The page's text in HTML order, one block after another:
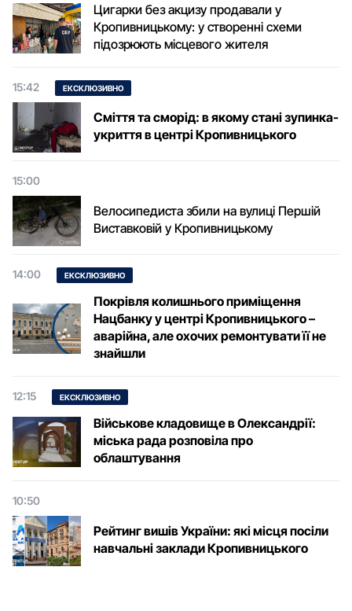
Цигарки без акцизу продавали у
Кропивницькому: у створенні схеми
підозрюють місцевого жителя
15:42 ЕКСКЛЮЗИВНО
Сміття та сморід: в якому стані зупинка-
укриття в центрі Кропивницького
15:00
Велосипедиста збили на вулиці Першій
Виставковій у Кропивницькому
14:00 ЕКСКЛЮЗИВНО
Покрівля колишнього приміщення
Нацбанку у центрі Кропивницького –
аварійна, але охочих ремонтувати її не
знайшли
12:15 ЕКСКЛЮЗИВНО
Військове кладовище в Олександрії:
міська рада розповіла про
облаштування
10:50
Рейтинг вишів України: які місця посіли
навчальні заклади Кропивницького